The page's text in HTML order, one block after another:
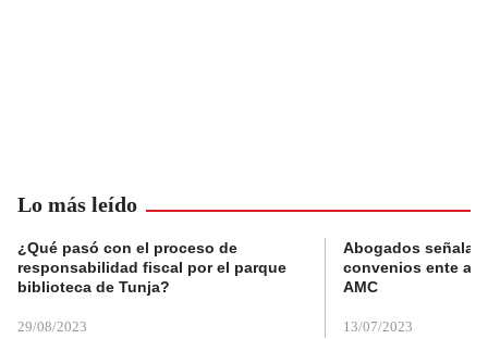
Lo más leído
¿Qué pasó con el proceso de
responsabilidad fiscal por el parque
biblioteca de Tunja?
29/08/2023
Abogados
convenios ente
AMC
13/07/2023